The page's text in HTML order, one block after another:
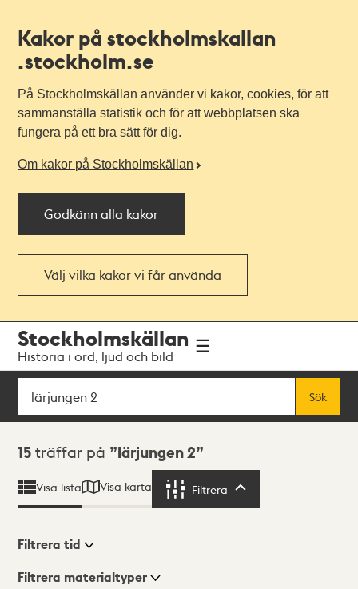
Kakor på stockholmskallan
.stockholm.se
På Stockholmskällan använder vi kakor, cookies, för att
sammanställa statistik och för att webbplatsen ska
fungera på ett bra sätt för dig.
Om kakor på Stockholmskällan
Godkänn alla kakor
Välj vilka kakor vi får använda
navigationen
huvudinnehållet
Stockholmskällan
Historia i ord, ljud och bild
Sök
Sök
Sökresultat
15 träffar på lärjungen 2
Visa lista Visa karta Filtrera
Visningsläge
Filtrera tid
Filtrera materialtyper